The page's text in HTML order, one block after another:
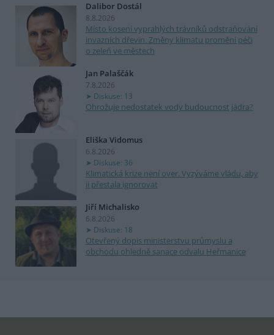
Dalibor Dostál
8.8.2026
Místo kosení vyprahlých trávníků odstraňování
invazních dřevin. Změny klimatu promění péči
o zeleň ve městech
Jan Palaščák
7.8.2026
Diskuse: 13
Ohrožuje nedostatek vody budoucnost jádra?
Eliška Vidomus
6.8.2026
Diskuse: 36
Klimatická krize není over. Vyzýváme vládu, aby
ji přestala ignorovat
Jiří Michalisko
6.8.2026
Diskuse: 18
Otevřený dopis ministerstvu průmyslu a
obchodu ohledně sanace odvalu Heřmanice